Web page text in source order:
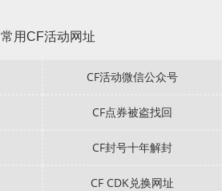
常用CF活动网址
CF活动微信公众号
CF点券被盗找回
CF封号十年解封
CF CDK兑换网址